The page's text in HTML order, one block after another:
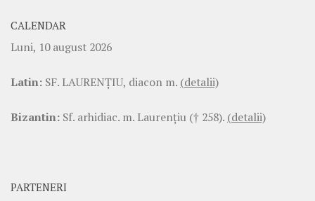
CALENDAR
Luni, 10 august 2026
Latin: SF. LAURENŢIU, diacon m. (detalii)
Bizantin: Sf. arhidiac. m. Laurenţiu († 258). (detalii)
PARTENERI